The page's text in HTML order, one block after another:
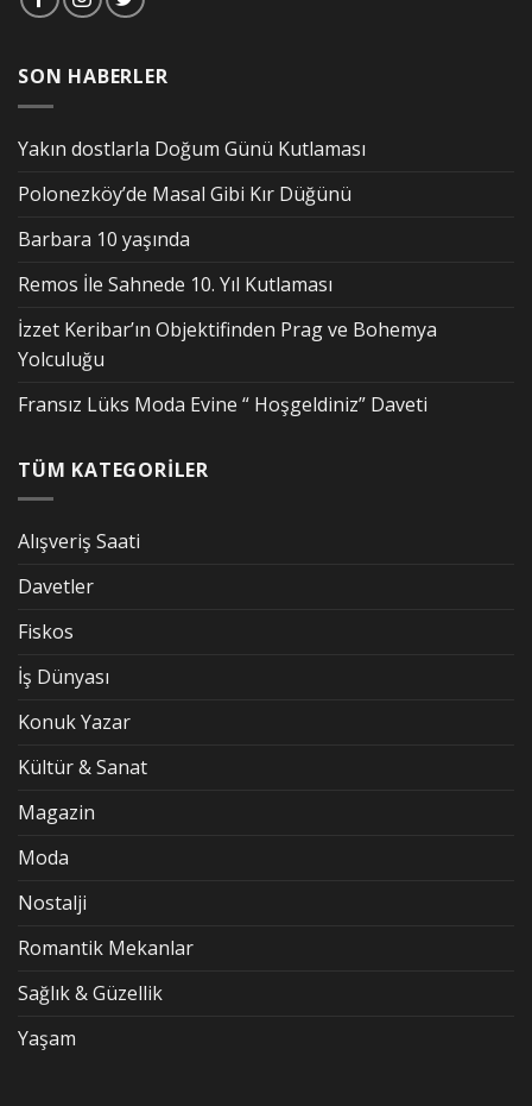
SON HABERLER
Yakın dostlarla Doğum Günü Kutlaması
Polonezköy’de Masal Gibi Kır Düğünü
Barbara 10 yaşında
Remos İle Sahnede 10. Yıl Kutlaması
İzzet Keribar’ın Objektifinden Prag ve Bohemya
Yolculuğu
Fransız Lüks Moda Evine “ Hoşgeldiniz” Daveti
TÜM KATEGORİLER
Alışveriş Saati
Davetler
Fiskos
İş Dünyası
Konuk Yazar
Kültür & Sanat
Magazin
Moda
Nostalji
Romantik Mekanlar
Sağlık & Güzellik
Yaşam